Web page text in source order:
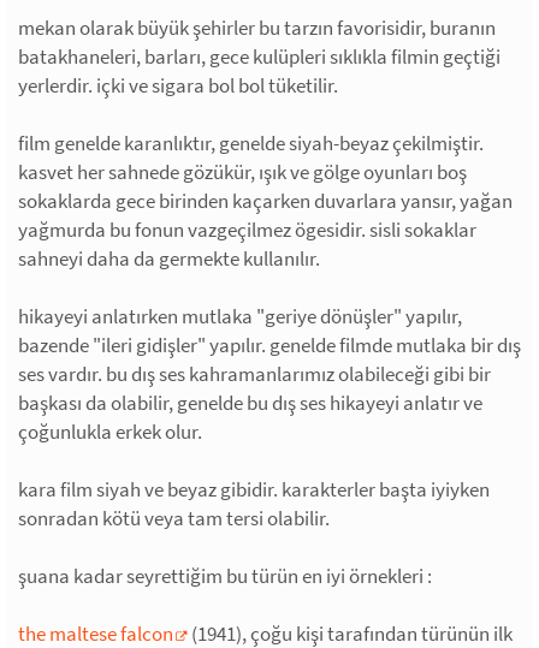
mekan olarak büyük şehirler bu tarzın favorisidir, buranın
batakhaneleri, barları, gece kulüpleri sıklıkla filmin geçtiği
yerlerdir. içki ve sigara bol bol tüketilir.
film genelde karanlıktır, genelde siyah-beyaz çekilmiştir.
kasvet her sahnede gözükür, ışık ve gölge oyunları boş
sokaklarda gece birinden kaçarken duvarlara yansır, yağan
yağmurda bu fonun vazgeçilmez ögesidir. sisli sokaklar
sahneyi daha da germekte kullanılır.
hikayeyi anlatırken mutlaka "geriye dönüşler" yapılır,
bazende "ileri gidişler" yapılır. genelde filmde mutlaka bir dış
ses vardır. bu dış ses kahramanlarımız olabileceği gibi bir
başkası da olabilir, genelde bu dış ses hikayeyi anlatır ve
çoğunlukla erkek olur.
kara film siyah ve beyaz gibidir. karakterler başta iyiyken
sonradan kötü veya tam tersi olabilir.
şuana kadar seyrettiğim bu türün en iyi örnekleri :
the maltese falcon
(1941), çoğu kişi tarafından türünün ilk